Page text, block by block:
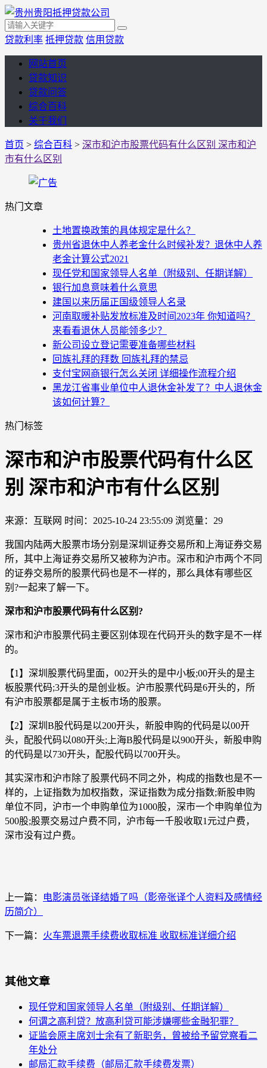
贷款利率 抵押贷款 信用贷款
网站首页
贷款知识
贷款问答
综合百科
关于我们
首页 > 综合百科 > 深市和沪市股票代码有什么区别 深市和沪
市有什么区别
热门文章
土地置换政策的具体规定是什么？
贵州省退休中人养老金什么时候补发？退休中人养
老金计算公式2021
现任党和国家领导人名单（附级别、任期详解）
银行加息意味着什么意思
建国以来历届正国级领导人名录
河南取暖补贴发放标准及时间2023年 你知道吗？
来看看退休人员能领多少？
新公司设立登记需要准备哪些材料
回族礼拜的拜数 回族礼拜的禁忌
支付宝网商银行怎么关闭 详细操作流程介绍
黑龙江省事业单位中人退休金补发了？中人退休金
该如何计算？
热门标签
深市和沪市股票代码有什么区
别 深市和沪市有什么区别
来源：互联网 时间：2025-10-24 23:55:09 浏览量：29
我国内陆两大股票市场分别是深圳证券交易所和上海证券交易
所，其中上海证券交易所又被称为沪市。深市和沪市两个不同
的证券交易所的股票代码也是不一样的，那么具体有哪些区
别?一起来了解一下。
深市和沪市股票代码有什么区别?
深市和沪市股票代码主要区别体现在代码开头的数字是不一样
的。
【1】深圳股票代码里面，002开头的是中小板;00开头的是主
板股票代码;3开头的是创业板。沪市股票代码是6开头的，所
有沪市股票都是属于主板市场的股票。
【2】深圳B股代码是以200开头，新股申购的代码是以00开
头，配股代码以080开头;上海B股代码是以900开头，新股申购
的代码是以730开头，配股代码以700开头。
其实深市和沪市除了股票代码不同之外，构成的指数也是不一
样的，上证指数为加权指数，深证指数为成分指数;新股申购
单位不同，沪市一个申购单位为1000股，深市一个申购单位为
500股;股票交易过户费不同，沪市每一千股收取1元过户费，
深市没有过户费。
上一篇：
电影演员张译结婚了吗（影帝张译个人资料及感情经
历简介）
下一篇： 火车票退票手续费收取标准 收取标准详细介绍
其他文章
现任党和国家领导人名单（附级别、任期详解）
何谓之高利贷？放高利贷可能涉嫌哪些金融犯罪？
证监会原主席刘士余有了新职务，曾被给予留党察看二
年处分
邮局汇款手续费（邮局汇款手续费发票）